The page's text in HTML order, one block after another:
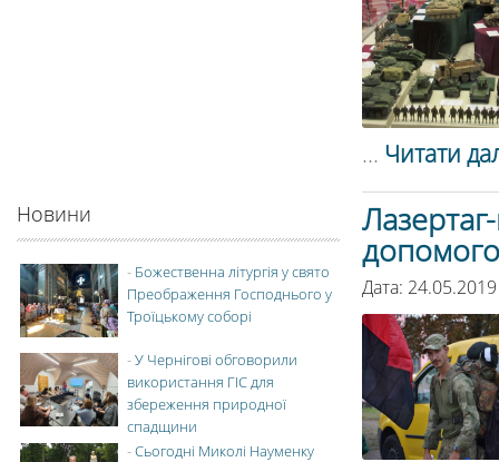
... Читати
Дата:
Новини
- Божественна літургія у свято
Преображення Господнього у
Троїцькому соборі
-У Чернігові обговорили
використання ГІС для
збереження природної
спадщини
-Сьогодні Миколі Науменку